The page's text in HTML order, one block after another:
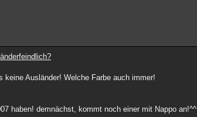
keine Ausländer! Welche Farbe auch immer!
haben! demnächst, kommt noch einer mit Nappo an!^^